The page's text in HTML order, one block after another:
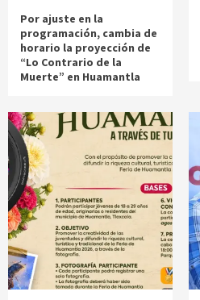
Por ajuste en la
programación, cambia de
horario la proyección de
“Lo Contrario de la
Muerte” en Huamantla